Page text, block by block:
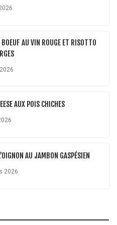
BOEUF AU VIN ROUGE ET RISOTTO
AUX POIS CHICHES
AU JAMBON GASPÉSIEN
2026